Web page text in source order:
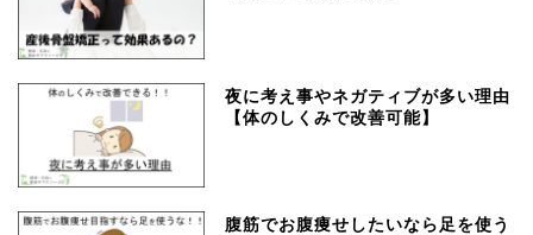
夜に考え事やネガティブが多い理由
【体のしくみで改善可能】
腹筋でお腹痩せしたいなら足を使う